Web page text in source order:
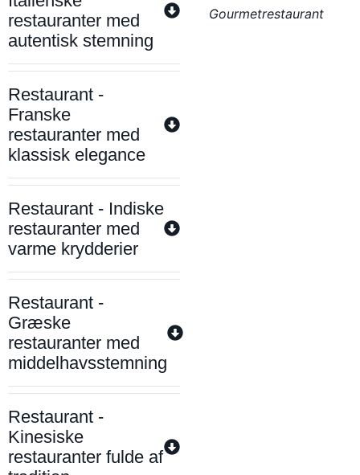
restauranter med
autentisk stemning
Restaurant -
Franske
restauranter med
klassisk elegance
Restaurant - Indiske
restauranter med
varme krydderier
Restaurant -
Græske
restauranter med
middelhavsstemning
Restaurant -
Kinesiske
restauranter fulde af
Gourmetrestaurant